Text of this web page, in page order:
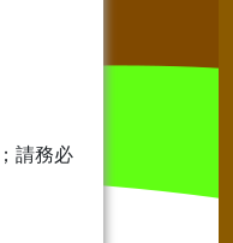
請務必